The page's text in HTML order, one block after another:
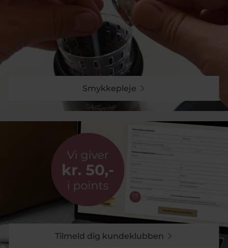
Smykkepleje
Tilmeld dig kundeklubben